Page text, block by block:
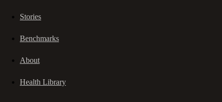
Stories
Benchmarks
About
Health Library